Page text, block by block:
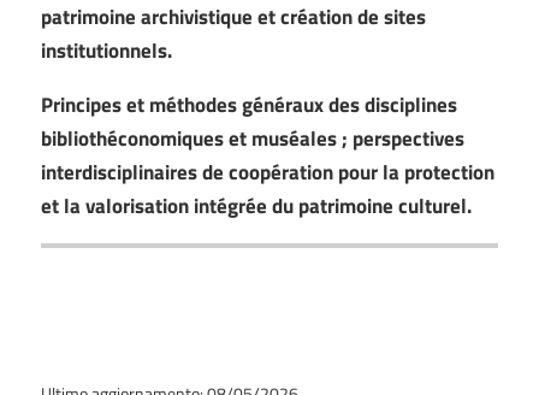
patrimoine archivistique et création de sites
institutionnels.
Principes et méthodes généraux des disciplines
bibliothéconomiques et muséales ; perspectives
interdisciplinaires de coopération pour la protection
et la valorisation intégrée du patrimoine culturel.